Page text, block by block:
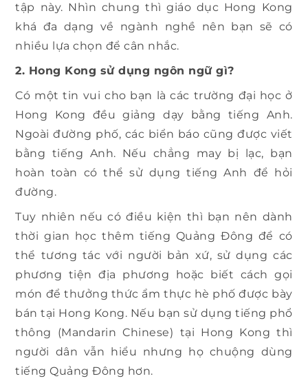
tập này. Nhìn chung thì giáo dục Hong Kong
khá đa dạng về ngành nghề nên bạn sẽ có
nhiều lựa chọn để cân nhắc.
2. Hong Kong sử dụng ngôn ngữ gì?
Có một tin vui cho bạn là các trường đại học ở
Hong Kong đều giảng dạy bằng tiếng Anh.
Ngoài đường phố, các biển báo cũng được viết
bằng tiếng Anh. Nếu chẳng may bị lạc, bạn
hoàn toàn có thể sử dụng tiếng Anh để hỏi
đường.
Tuy nhiên nếu có điều kiện thì bạn nên dành
thời gian học thêm tiếng Quảng Đông để có
thể tương tác với người bản xứ, sử dụng các
phương tiện địa phương hoặc biết cách gọi
món để thưởng thức ẩm thực hè phố được bày
bán tại Hong Kong. Nếu bạn sử dụng tiếng phổ
thông (Mandarin Chinese) tại Hong Kong thì
người dân vẫn hiểu nhưng họ chuộng dùng
tiếng Quảng Đông hơn.